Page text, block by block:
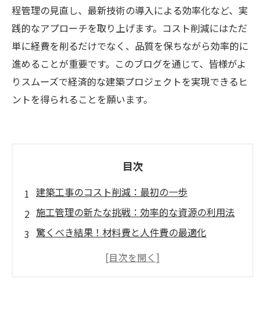
程管理の見直し、最新技術の導入による効率化など、実
践的なアプローチを取り上げます。コスト削減にはただ
単に経費を削るだけでなく、品質を保ちながら効率的に
進めることが重要です。このブログを通じて、皆様がよ
りスムーズで経済的な建築プロジェクトを実現できるヒ
ントを得られることを願います。
目次
建築工事のコスト削減：最初の一歩
施工管理の新たな挑戦：効率的な資源の利用法
驚くべき結果！材料費と人件費の最適化
進化する技術：効率的な工程管理の実践